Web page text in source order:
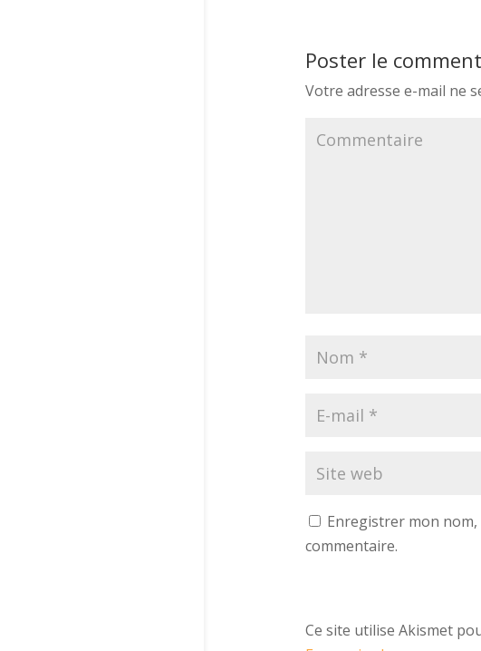
Poster le
Votre adresse e-mail ne
Enregistrer mon
commentaire.
Ce site utilise Akismet